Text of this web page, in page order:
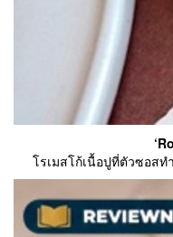
โรเมสโก้เนื้อปูที่ตัวซอส